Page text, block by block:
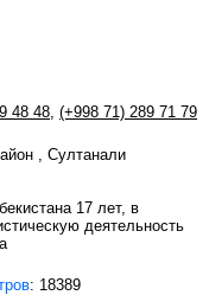
48 48 (+998 71) 289 71 79
, Султанали
17 лет, в
деятельность
: 18389